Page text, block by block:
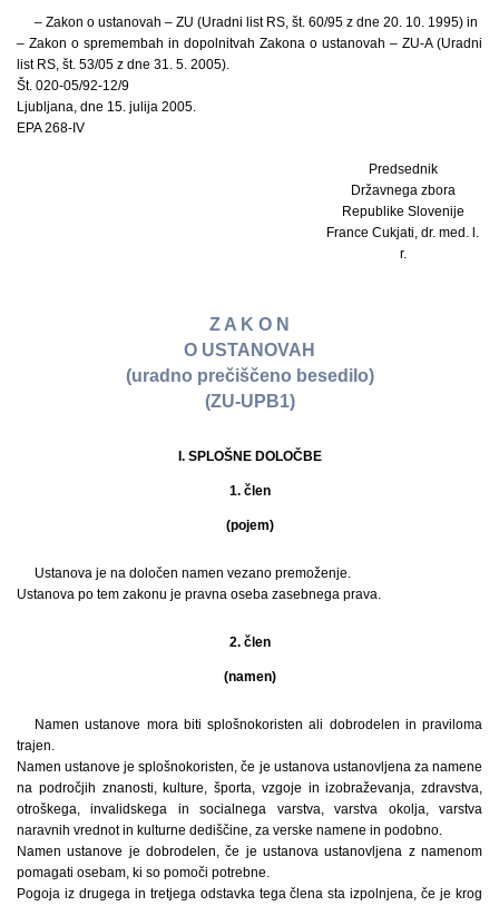
– Zakon o ustanovah – ZU (Uradni list RS, št. 60/95 z dne 20. 10. 1995) in
– Zakon o spremembah in dopolnitvah Zakona o ustanovah – ZU-A (Uradni
list RS, št. 53/05 z dne 31. 5. 2005).
Št. 020-05/92-12/9
Ljubljana, dne 15. julija 2005.
EPA 268-IV
Predsednik
Državnega zbora
Republike Slovenije
France Cukjati, dr. med. l.
r.
Z A K O N
O USTANOVAH
(uradno prečiščeno besedilo)
(ZU-UPB1)
I. SPLOŠNE DOLOČBE
1. člen
(pojem)
Ustanova je na določen namen vezano premoženje.
Ustanova po tem zakonu je pravna oseba zasebnega prava.
2. člen
(namen)
Namen ustanove mora biti splošnokoristen ali dobrodelen in praviloma
trajen.
Namen ustanove je splošnokoristen, če je ustanova ustanovljena za namene
na področjih znanosti, kulture, športa, vzgoje in izobraževanja, zdravstva,
otroškega, invalidskega in socialnega varstva, varstva okolja, varstva
naravnih vrednot in kulturne dediščine, za verske namene in podobno.
Namen ustanove je dobrodelen, če je ustanova ustanovljena z namenom
pomagati osebam, ki so pomoči potrebne.
Pogoja iz drugega in tretjega odstavka tega člena sta izpolnjena, če je krog